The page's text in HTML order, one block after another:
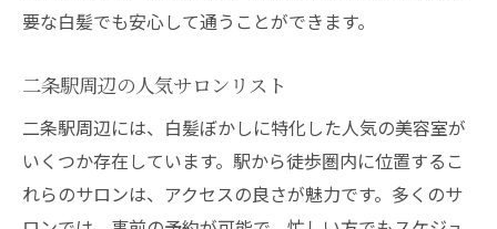
要な白髪でも安心して通うことができます。
二条駅周辺の人気サロンリスト
二条駅周辺には、白髪ぼかしに特化した人気の美容室が
いくつか存在しています。駅から徒歩圏内に位置するこ
れらのサロンは、アクセスの良さが魅力です。多くのサ